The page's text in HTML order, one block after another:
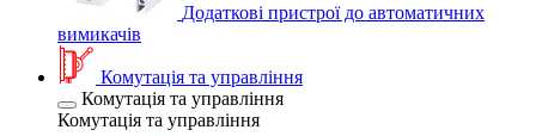
Додаткові пристрої до автоматичних
вимикачів
Комутація та управління
Комутація та управління
Комутація та управління